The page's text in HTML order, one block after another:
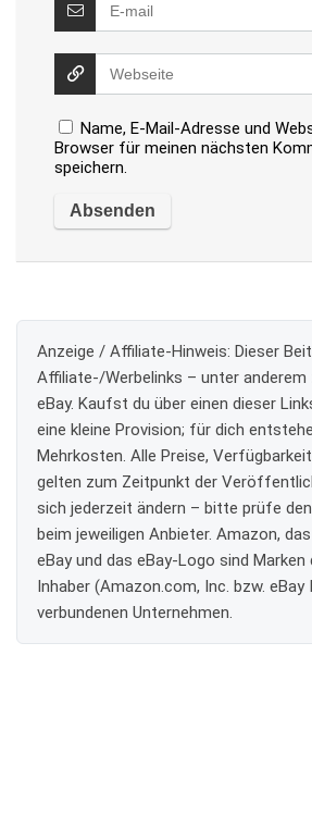
Name, E-Mail-Adresse und
Browser für meinen nächsten
speichern.
Anzeige / Affiliate-Hinweis: Dieser
Affiliate-/Werbelinks – unter anderem
eBay. Kaufst du über einen dieser
eine kleine Provision; für dich
Mehrkosten. Alle Preise,
gelten zum Zeitpunkt der
sich jederzeit ändern – bitte prüfe
beim jeweiligen Anbieter. Amazon,
eBay und das eBay-Logo sind Marken
Inhaber (Amazon.com, Inc. bzw. eBay
verbundenen Unternehmen.